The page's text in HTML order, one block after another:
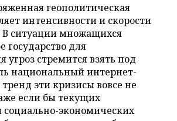
геополитическая
интенсивности и скорости
В ситуации множащихся
государство для
угроз стремится взять под
национальный интернет-
эти кризисы вовсе не
если бы текущих
экономических